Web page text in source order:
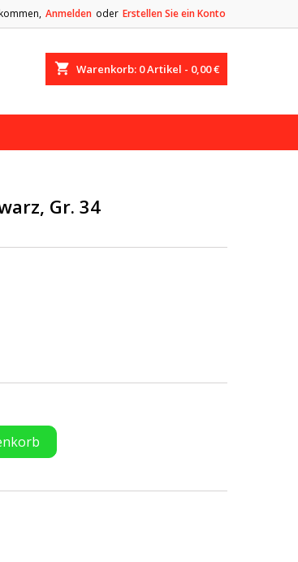
Anmelden oder Erstellen Sie ein Konto
shopping_cart Warenkorb: 0Artikel - 0,00 €
Gr. 34